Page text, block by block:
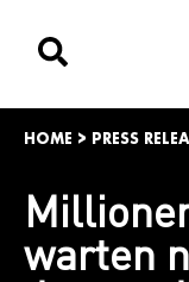
HOME > PRESS
warten